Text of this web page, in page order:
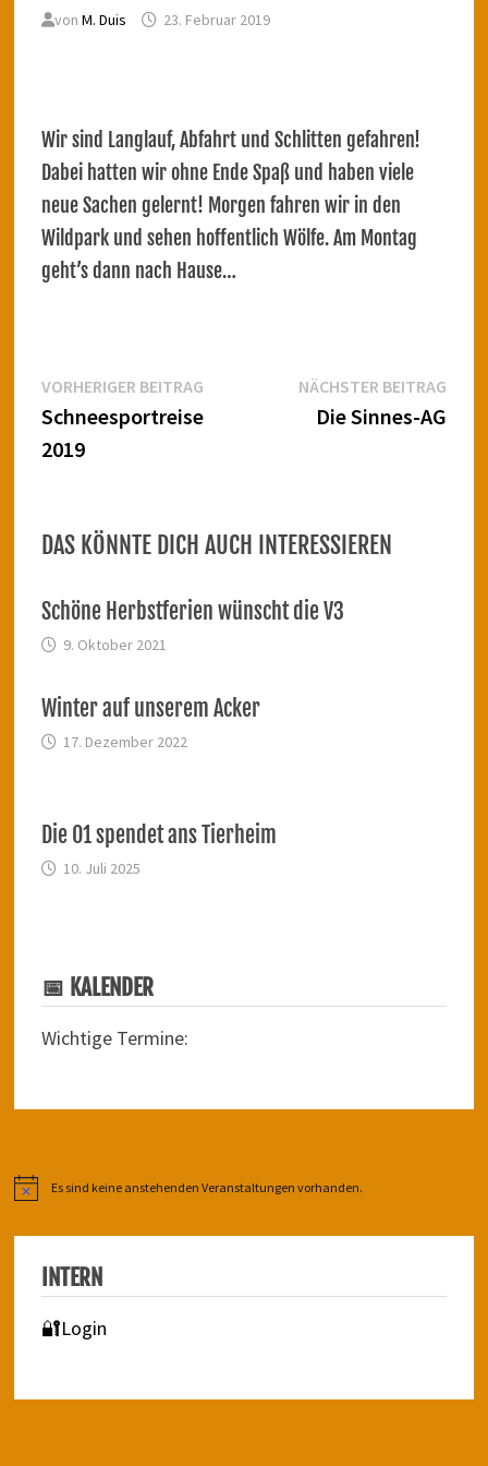
von M. Duis 23. Februar 2019
Wir sind Langlauf, Abfahrt und Schlitten gefahren!
Dabei hatten wir ohne Ende Spaß und haben viele
neue Sachen gelernt! Morgen fahren wir in den
Wildpark und sehen hoffentlich Wölfe. Am Montag
geht’s dann nach Hause…
Beitragsnavigation
VORHERIGER BEITRAGVorheriger
Beitrag:
Schneesportreise
2019
NÄCHSTER BEITRAG
Die Sinnes-AG
DAS KÖNNTE DICH AUCH INTERESSIEREN
Schöne Herbstferien wünscht die V3
9. Oktober 2021
Winter auf unserem Acker
17. Dezember 2022
Die O1 spendet ans Tierheim
10. Juli 2025
📅 KALENDER
Wichtige Termine:
HinweisEs sind keine anstehenden Veranstaltungen vorhanden.
INTERN
🔐Login